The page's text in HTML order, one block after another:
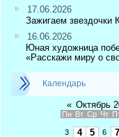
17.06.2026
Зажигаем звездочки
16.06.2026
Юная художница
«Расскажи миру о
Календарь
« Октябрь
Пн Вт Ср Чт
3
4 5 6 7